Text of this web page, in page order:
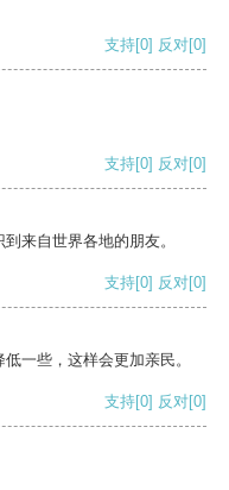
支持[0] 反对[0]
支持[0] 反对[0]
来自世界各地的朋友。
支持[0] 反对[0]
一些，这样会更加亲民。
支持[0] 反对[0]